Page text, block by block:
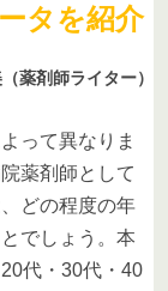
タを紹介
薬剤師ライター）
って異なりま
薬剤師として
どの程度の年
でしょう。本
代・30代・40